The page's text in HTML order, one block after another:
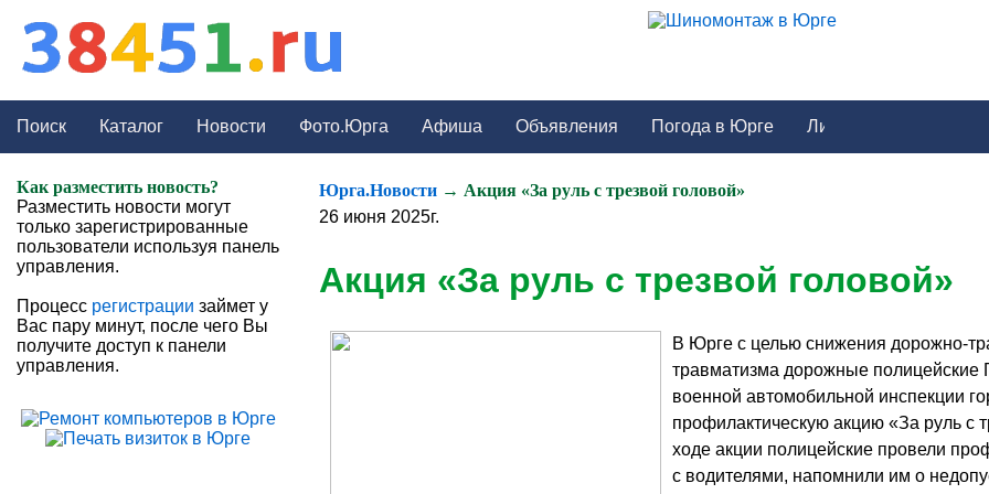
Поиск Каталог Новости Фото.Юрга Афиша Объявления Погода в Юрге
Юрга.Новости→ Акция «За руль с трезвой головой»
26 июня 2025г.
Акция «За руль с трезвой головой»
В Юрге с целью снижения дорожно-
травматизма дорожные полицейские
военной автомобильной инспекции
профилактическую акцию «За руль с
ходе акции полицейские провели
с водителями, напомнили им о
Как разместить новость?
Разместить новости могут
только зарегистрированные
пользователи используя панель
управления.
Процесс регистрации займет у
Вас пару минут, после чего Вы
получите доступ к панели
управления.